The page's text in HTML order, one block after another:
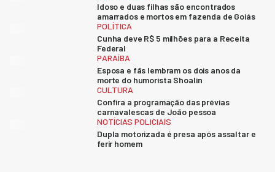
Idoso e duas filhas são encontrados
amarrados e mortos em fazenda de Goiás
POLÍTICA
Cunha deve R$ 5 milhões para a Receita
Federal
PARAÍBA
Esposa e fãs lembram os dois anos da
morte do humorista Shoalin
CULTURA
Confira a programação das prévias
carnavalescas de João pessoa
NOTÍCIAS POLICIAIS
Dupla motorizada é presa após assaltar e
ferir homem